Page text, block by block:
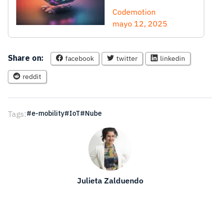
Codemotion
mayo 12, 2025
Share on: facebook twitter linkedin
reddit
Tags: e-mobility IoT Nube
Julieta Zalduendo